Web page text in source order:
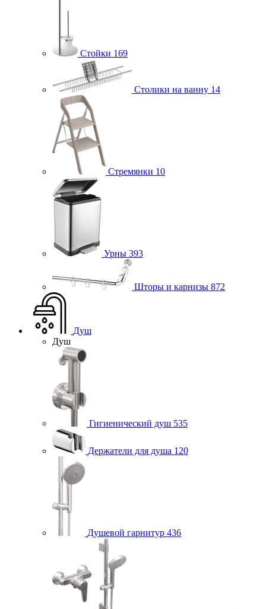
Стойки 169
Столики на ванну 14
Стремянки 10
Урны 393
Шторы и карнизы 872
Душ
Душ
Гигиенический душ 535
Держатели для душа 120
Душевой гарнитур 436